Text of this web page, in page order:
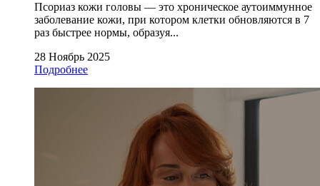
Псориаз кожи головы — это хроническое аутоиммунное
заболевание кожи, при котором клетки обновляются в 7
раз быстрее нормы, образуя...
28 Ноябрь 2025
Подробнее